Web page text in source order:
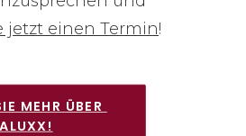
jetzt einen Termin!
MEHR ÜBER